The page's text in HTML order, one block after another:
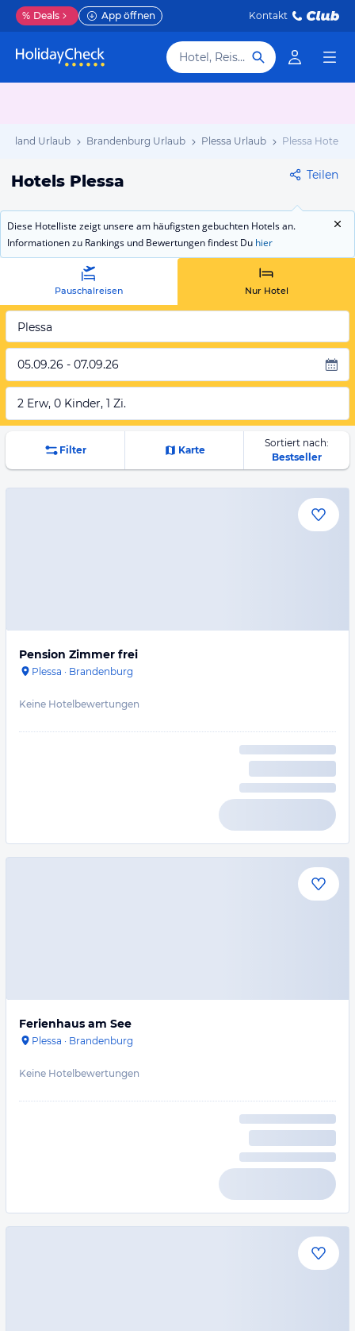
% Deals App öffnen Kontakt
Hotel, Reiseziel
Urlaub Brandenburg Urlaub Plessa Urlaub Plessa Hotels
Hotels Plessa Teilen
Diese Hotelliste zeigt unsere am häufigsten gebuchten Hotels an.
Informationen zu Rankings und Bewertungen findest Du hier
Pauschalreisen Nur Hotel
Plessa
05.09.26 - 07.09.26
2 Erw, 0 Kinder, 1 Zi.
Filter Karte
Sortiert nach:
Bestseller
Pension Zimmer frei
Plessa · Brandenburg
Keine Hotelbewertungen
Ferienhaus am See
Plessa · Brandenburg
Keine Hotelbewertungen